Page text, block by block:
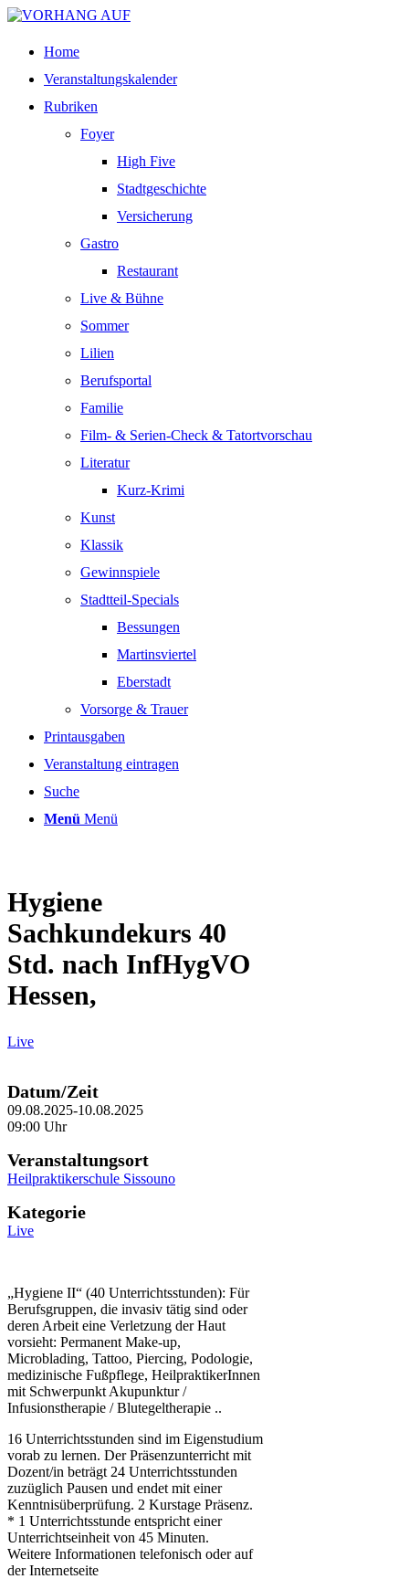
Home
Veranstaltungskalender
Rubriken
Foyer
High Five
Stadtgeschichte
Versicherung
Gastro
Restaurant
Live & Bühne
Sommer
Lilien
Berufsportal
Familie
Film- & Serien-Check & Tatortvorschau
Literatur
Kurz-Krimi
Kunst
Klassik
Gewinnspiele
Stadtteil-Specials
Bessungen
Martinsviertel
Eberstadt
Vorsorge & Trauer
Printausgaben
Veranstaltung eintragen
Suche
Menü Menü
Hygiene
Sachkundekurs 40
Std. nach InfHygVO
Hessen,
Live
Datum/Zeit
09.08.2025-10.08.2025
09:00 Uhr
Veranstaltungsort
Heilpraktikerschule Sissouno
Kategorie
Live
„Hygiene II“ (40 Unterrichtsstunden): Für
Berufsgruppen, die invasiv tätig sind oder
deren Arbeit eine Verletzung der Haut
vorsieht: Permanent Make-up,
Microblading, Tattoo, Piercing, Podologie,
medizinische Fußpflege, HeilpraktikerInnen
mit Schwerpunkt Akupunktur /
Infusionstherapie / Blutegeltherapie ..
16 Unterrichtsstunden sind im Eigenstudium
vorab zu lernen. Der Präsenzunterricht mit
Dozent/in beträgt 24 Unterrichtsstunden
zuzüglich Pausen und endet mit einer
Kenntnisüberprüfung. 2 Kurstage Präsenz.
* 1 Unterrichtsstunde entspricht einer
Unterrichtseinheit von 45 Minuten.
Weitere Informationen telefonisch oder auf
der Internetseite